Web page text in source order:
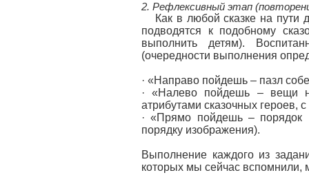
2. Рефлексивный этап
Как в любой сказке на
подводятся к подобному
выполнить детям).
(очередности выполнения
· «Направо пойдешь – пазл
· «Налево пойдешь – вещи
атрибутами сказочных героев,
· «Прямо пойдешь – порядок
порядку изображения).
Выполнение каждого из
которых мы сейчас